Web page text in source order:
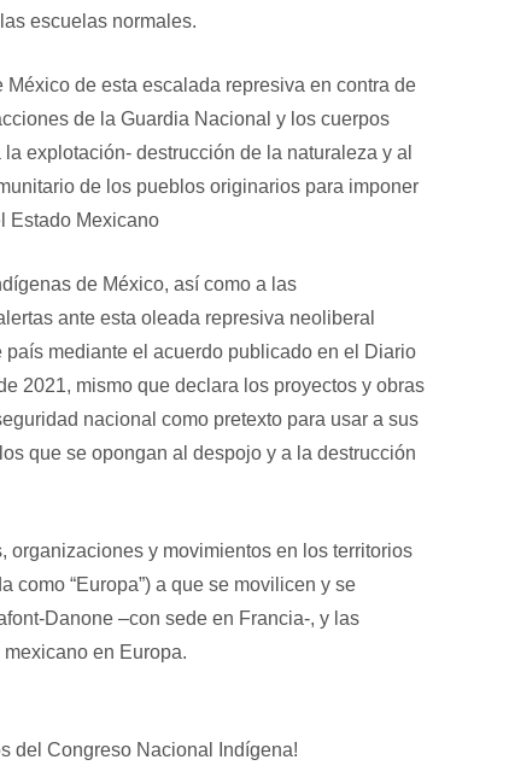
escuelas normales.
de esta escalada represiva en contra de
de la Guardia Nacional y los cuerpos
explotación- destrucción de la naturaleza y al
de los pueblos originarios para imponer
Estado Mexicano
de México, así como a las
ante esta oleada represiva neoliberal
mediante el acuerdo publicado en el Diario
2021, mismo que declara los proyectos y obras
nacional como pretexto para usar a sus
que se opongan al despojo y a la destrucción
organizaciones y movimientos en los territorios
como “Europa”) a que se movilicen y se
Danone –con sede en Francia-, y las
en Europa.
del Congreso Nacional Indígena!